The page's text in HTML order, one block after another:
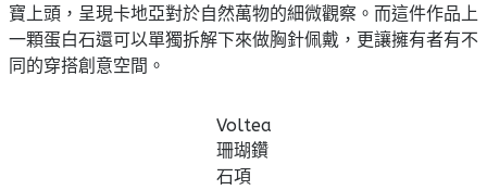
寶上頭，呈現卡地亞對於自然萬物的細微觀察。而這件作品上
一顆蛋白石還可以單獨拆解下來做胸針佩戴，更讓擁有者有不
同的穿搭創意空間。
Voltea
珊瑚鑽
石項